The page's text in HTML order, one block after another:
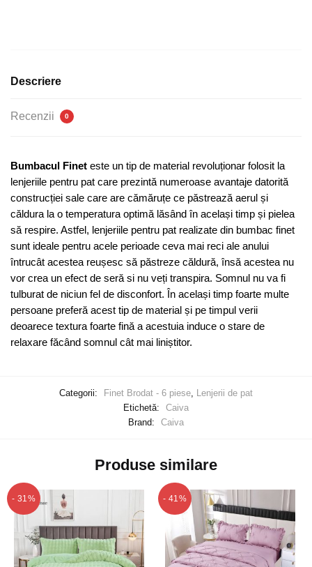
cu
0258-
Descriere
Recenzii 0
Bumbacul Finet este un tip de material revoluționar folosit la
lenjeriile pentru pat care prezintă numeroase avantaje datorită
construcției sale care are cămăruțe ce păstrează aerul și
căldura la o temperatura optimă lăsând în același timp și pielea
să respire. Astfel, lenjeriile pentru pat realizate din bumbac finet
sunt ideale pentru acele perioade ceva mai reci ale anului
întrucât acestea reușesc să păstreze căldură, însă acestea nu
vor crea un efect de seră si nu veți transpira. Somnul nu va fi
tulburat de niciun fel de disconfort. În același timp foarte multe
persoane preferă acest tip de material și pe timpul verii
deoarece textura foarte fină a acestuia induce o stare de
relaxare făcând somnul cât mai liniștitor.
Categorii: Finet Brodat - 6 piese Lenjerii de pat
Etichetă:
Caiva
Brand:
Caiva
Produse similare
- 31% - 41%